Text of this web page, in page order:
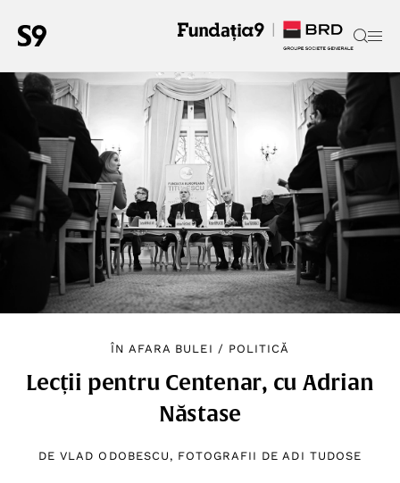
ÎN AFARA BULEI / POLITICĂ
Lecții pentru Centenar, cu Adrian
Năstase
DEVLAD ODOBESCU , FOTOGRAFII DEADI TUDOSE